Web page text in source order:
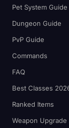
Pet System Guide
Dungeon Guide
PvP Guide
Commands
FAQ
Best Classes
Ranked Items
Weapon Upgrade